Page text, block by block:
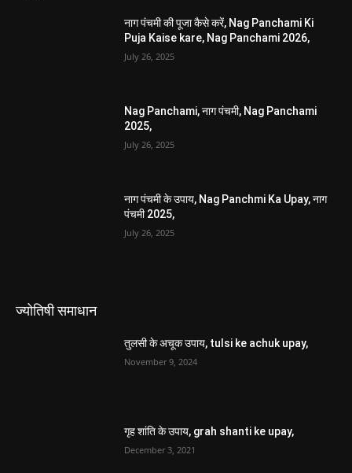
नाग पंचमी की पूजा कैसे करें, Nag Panchami Ki
Puja Kaise kare, Nag Panchami 2026,
July 26, 2025
Nag Panchami, नाग पंचमी, Nag Panchami
2025,
July 26, 2025
नाग पंचमी के उपाय, Nag Panchmi Ka Upay, नाग
पंचमी 2025,
July 26, 2025
ज्योतिषी समाधान
तुलसी के अचूक उपाय, tulsi ke achuk upay,
November 9, 2024
गृह शांति के उपाय, grah shanti ke upay,
December 3, 2021